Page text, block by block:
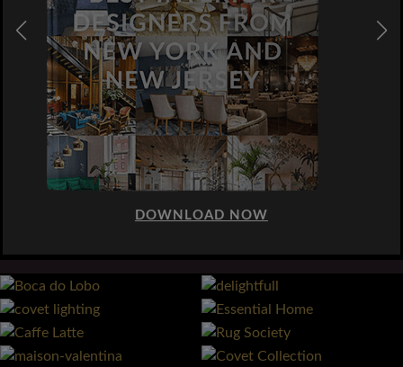
DOWNLOAD NOW